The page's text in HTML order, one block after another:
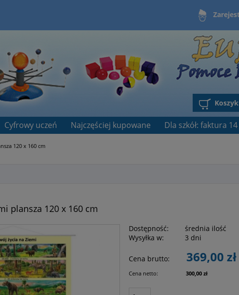
Cyfrowy uczeń Najczęściej kupowane
Dla szkół: faktura
120 x 160 cm
plansza 120 x 160 cm
Dostępność:
średnia ilość
Wysyłka w:
3 dni
Cena brutto: 369,00 zł
Cena netto: 300,00 zł